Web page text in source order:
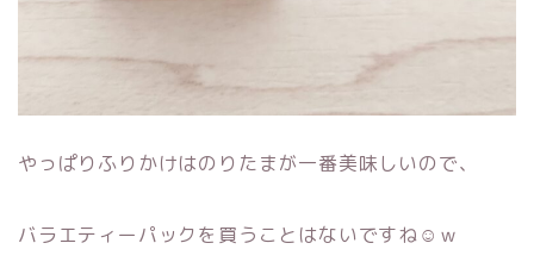
やっぱりふりかけはのりたまが一番美味しいので、
バラエティーパックを買うことはないですね☺ｗ